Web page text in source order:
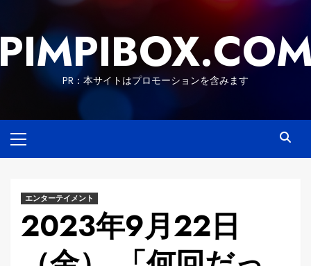
content
PR：本サイトはプロモーションを含みます
Menu
エンターテイメント
2023年9月22日